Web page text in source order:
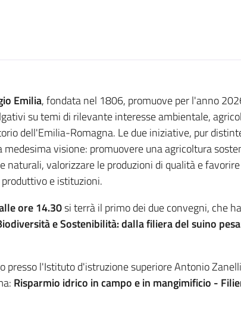
Emilia, fondata nel 1806, promuove per l'anno
su temi di rilevante interesse ambientale,
dell'Emilia-Romagna. Le due iniziative, pur
visione: promuovere una agricoltura
naturali, valorizzare le produzioni di qualità e
e istituzioni.
ore 14.30si terrà il primo dei due convegni, che
e Sostenibilità: dalla filiera del suino
presso l'Istituto d'istruzione superiore Antonio
Risparmio idrico in campo e in mangimificio -